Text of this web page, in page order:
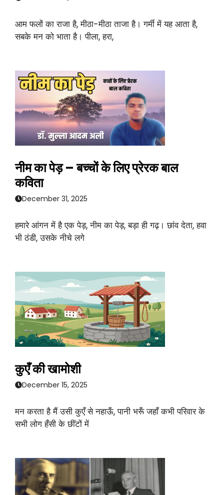
आम फलों का राजा है, मीठा-मीठा ताजा है। गर्मी में यह आता है,
सबके मन को भाता है। पीला, हरा,
नीम का पेड़ – बच्चों के लिए प्रेरक बाल
कविता
December 31, 2025
हमारे आंगन में है एक पेड़, नीम का पेड़, बड़ा ही गढ़। छांव देता, हवा
भी ठंडी, उसके नीचे लगे
कुएँ की खामोशी
December 15, 2025
मन करता है मैं उसी कुएँ से नहाऊँ, पानी भरूँ जहाँ कभी परिवार के
सभी लोग हँसी के छींटों में